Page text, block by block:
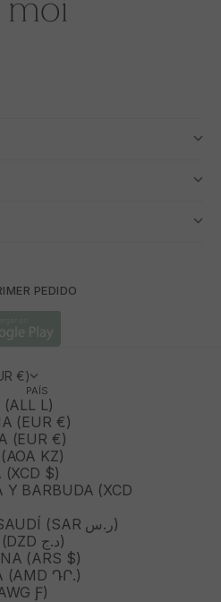
PEDIDO
€)
PAÍS
L)
(EUR €)
(EUR €)
KZ)
(XCD $)
Y BARBUDA (XCD
ARABIA SAUDÍ (SAR ر.س)
ARGELIA (DZD د.ج)
(ARS $)
(AMD ԴՐ.)
Ƒ)